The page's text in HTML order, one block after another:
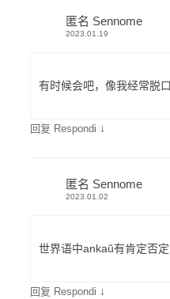
匿名 Sennome
2023.01.19
有时候会吧，像我经常脱
回复 Respondi ↓
匿名 Sennome
2023.01.02
世界语中ankaŭ有肯定否定
回复 Respondi ↓